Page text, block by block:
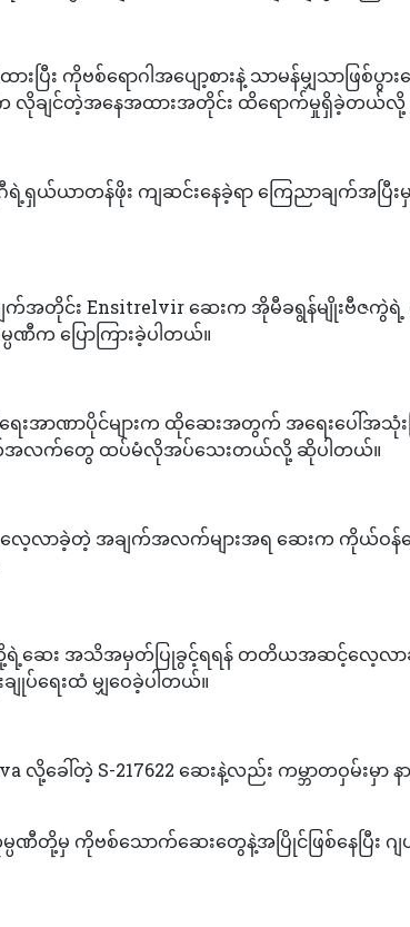
ြီး ကိုဗစ်ရောဂါအပျော့စားနဲ့ သာမန်မျှသာဖြစ်ပွာ
လိုချင်တဲ့အနေအထားအတိုင်း ထိရောက်မှုရှိခဲ့တယ်လို့
ရှယ်ယာတန်ဖိုး ကျဆင်းနေခဲ့ရာ ကြေညာချက်အပြီး
က်အတိုင်း Ensitrelvir ဆေးက အိုမီခရွန်မျိုးဗီဇကွဲရဲ့
ဏီက ပြောကြားခဲ့ပါတယ်။
ရေးအာဏာပိုင်များက ထိုဆေးအတွက် အရေးပေါ်အသုံး
အလက်တွေ ထပ်မံလိုအပ်သေးတယ်လို့ ဆိုပါတယ်။
ာ လေ့လာခဲ့တဲ့ အချက်အလက်များအရ ဆေးက ကိုယ်ဝန်
ရဲ့ဆေး အသိအမှတ်ပြုခွင့်ရရန် တတိယအဆင့်လေ့လာ
ချုပ်ရေးထံ မျှဝေခဲ့ပါတယ်။
လို့ခေါ်တဲ့ S-217622 ဆေးနဲ့လည်း ကမ္ဘာတဝှမ်းမှာ
မ္ပဏီတို့မှ ကိုဗစ်သောက်ဆေးတွေနဲ့အပြိုင်ဖြစ်နေပြီး